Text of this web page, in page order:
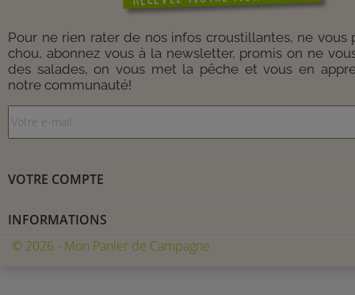
Pour ne rien rater de nos infos croustillantes, ne vous
chou, abonnez vous à la newsletter, promis on ne
des salades, on vous met la pêche et vous en
notre communauté!
VOTRE COMPTE
INFORMATIONS
© 2026 - Mon Panier de Campagne